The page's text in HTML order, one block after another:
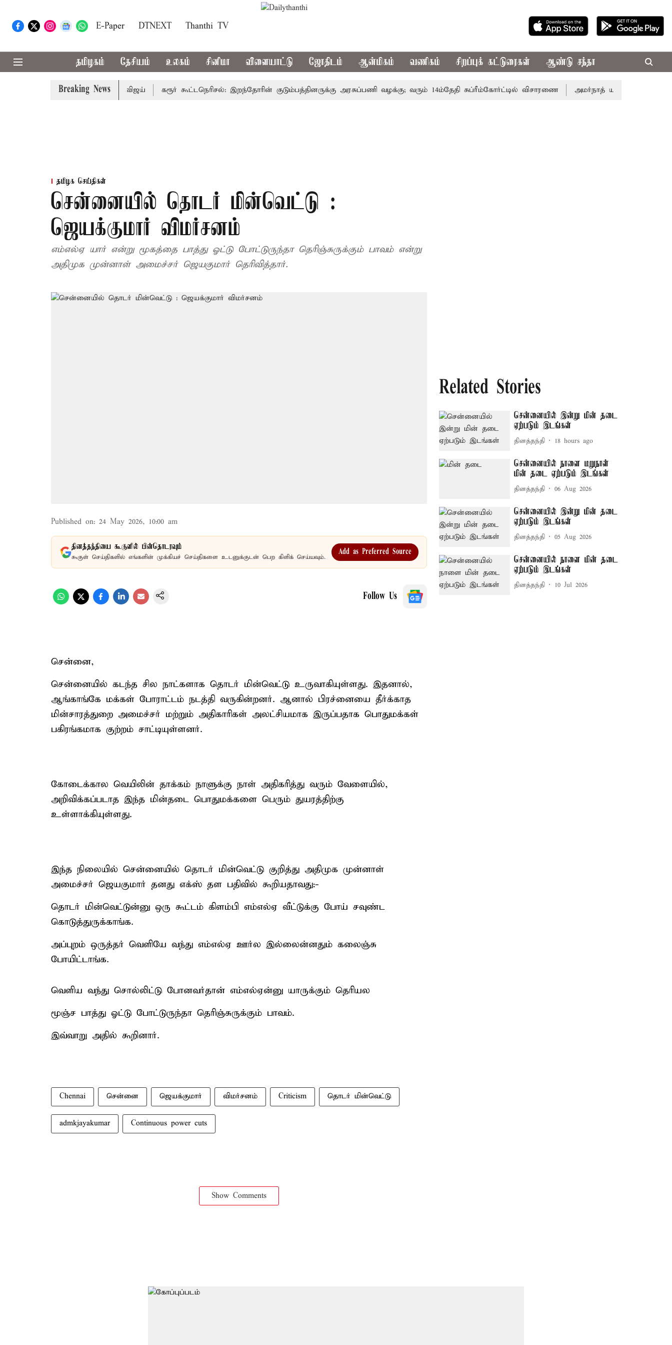
E-Paper DTNEXT Thanthi TV
தமிழகம் தேசியம் உலகம் சினிமா விளையாட்டு ஜோதிடம் ஆன்மிகம் வணிகம் சிறப்புக் கட்டுரைகள் ஆண்டு சந்தா
Breaking News
பாதிக்கும்: முதல்-அமைச்சர் விஜய் கரூர் கூட்டநெரிசல்: இறந்தோரின் குடும்பத்தினருக்கு அரசுப்பணி வழக்கு; வரும் 14ம்தேதி சுப்ரீம்கோர்ட்டில் விசாரணை அமர்நாத் யாத்திரை தற்காலிகமாக
தமிழக செய்திகள்
சென்னையில் தொடர் மின்வெட்டு :
ஜெயக்குமார் விமர்சனம்
எம்எல்ஏ யார் என்று மூகத்தை பாத்து ஓட்டு போட்டுருந்தா தெரிஞ்சுருக்கும் பாவம் என்று
அதிமுக முன்னாள் அமைச்சர் ஜெயகுமார் தெரிவித்தார்.
Published on: 24 May 2026, 10:00 am
தினத்தந்தியை கூகுளில் பின்தொடரவும்
கூகுள் செய்திகளில் எங்களின் முக்கியச் செய்திகளை உடனுக்குடன் பெற கிளிக் செய்யவும்.
Add as Preferred Source
Follow Us
சென்னை,
சென்னையில் கடந்த சில நாட்களாக தொடர் மின்வெட்டு உருவாகியுள்ளது. இதனால்,
ஆங்காங்கே மக்கள் போராட்டம் நடத்தி வருகின்றனர். ஆனால் பிரச்னையை தீர்க்காத
மின்சாரத்துறை அமைச்சர் மற்றும் அதிகாரிகள் அலட்சியமாக இருப்பதாக பொதுமக்கள்
பகிரங்கமாக குற்றம் சாட்டியுள்ளனர்.
கோடைக்கால வெயிலின் தாக்கம் நாளுக்கு நாள் அதிகரித்து வரும் வேளையில்,
அறிவிக்கப்படாத இந்த மின்தடை பொதுமக்களை பெரும் துயரத்திற்கு
உள்ளாக்கியுள்ளது.
இந்த நிலையில் சென்னையில் தொடர் மின்வெட்டு குறித்து அதிமுக முன்னாள்
அமைச்சர் ஜெயகுமார் தனது எக்ஸ் தள பதிவில் கூறியதாவது:-
தொடர் மின்வெட்டுன்னு ஒரு கூட்டம் கிளம்பி எம்எல்ஏ வீட்டுக்கு போய் சவுண்ட
கொடுத்துருக்காங்க.
அப்புறம் ஒருத்தர் வெளியே வந்து எம்எல்ஏ ஊர்ல இல்லைன்னதும் கலைஞ்சு
போயிட்டாங்க.
வெளிய வந்து சொல்லிட்டு போனவர்தான் எம்எல்ஏன்னு யாருக்கும் தெரியல
மூஞ்ச பாத்து ஓட்டு போட்டுருந்தா தெரிஞ்சுருக்கும் பாவம்.
இவ்வாறு அதில் கூறினார்.
Chennai சென்னை ஜெயக்குமார் விமர்சனம் Criticism தொடர் மின்வெட்டு
admkjayakumar Continuous power cuts
Show Comments
Related Stories
சென்னையில் இன்று மின் தடை
ஏற்படும் இடங்கள்
தினத்தந்தி 18 hours ago
சென்னையில் நாளை மறுநாள்
மின் தடை ஏற்படும் இடங்கள்
தினத்தந்தி 06 Aug 2026
சென்னையில் இன்று மின் தடை
ஏற்படும் இடங்கள்
தினத்தந்தி 05 Aug 2026
சென்னையில் நாளை மின் தடை
ஏற்படும் இடங்கள்
தினத்தந்தி 10 Jul 2026